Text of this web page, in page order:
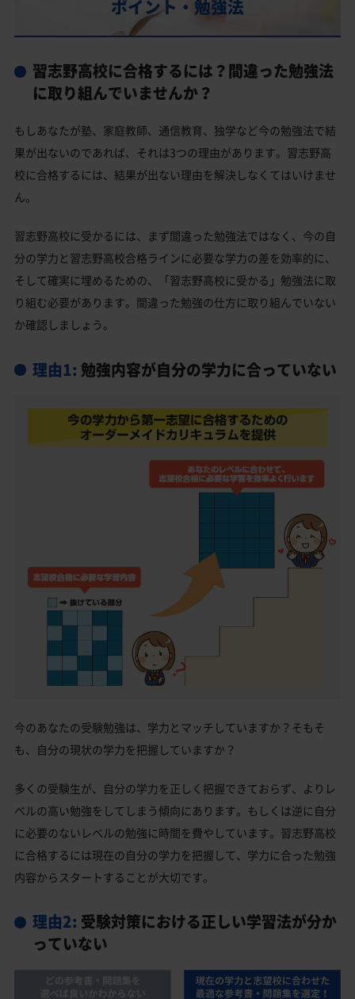
習志野高校合格するには内申点と偏差値両方が必要
習志野高校卒業生の主な大学進学実績
習志野高校と偏差値が近い公立高校一覧
習志野市の他の公立高校
習志野高校受験生からのよくある質問
ポイント・勉強法
習志野高校に合格するには？間違った勉強法
に取り組んでいませんか？
もしあなたが塾、家庭教師、通信教育、独学など今の勉強法で結
果が出ないのであれば、それは3つの理由があります。習志野高
校に合格するには、結果が出ない理由を解決しなくてはいけませ
ん。
習志野高校に受かるには、まず間違った勉強法ではなく、今の自
分の学力と習志野高校合格ラインに必要な学力の差を効率的に、
そして確実に埋めるための、「習志野高校に受かる」勉強法に取
り組む必要があります。間違った勉強の仕方に取り組んでいない
か確認しましょう。
理由1: 勉強内容が自分の学力に合っていない
今のあなたの受験勉強は、学力とマッチしていますか？そもそ
も、自分の現状の学力を把握していますか？
多くの受験生が、自分の学力を正しく把握できておらず、よりレ
ベルの高い勉強をしてしまう傾向にあります。もしくは逆に自分
に必要のないレベルの勉強に時間を費やしています。習志野高校
に合格するには現在の自分の学力を把握して、学力に合った勉強
内容からスタートすることが大切です。
理由2: 受験対策における正しい学習法が分か
っていない